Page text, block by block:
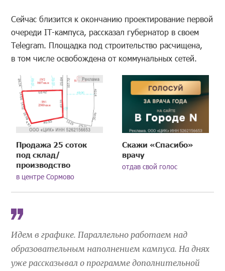
Сейчас близится к окончанию проектирование первой
очереди IT-кампуса, рассказал губернатор в своем
Telegram. Площадка под строительство расчищена,
в том числе освобождена от коммунальных сетей.
Продажа 25 соток
под склад/
производство
в центре Сормово
Скажи «Спасибо»
врачу
отдав свой голос
Идем в графике. Параллельно работаем над
образовательным наполнением кампуса. На днях
уже рассказывал о программе дополнительной